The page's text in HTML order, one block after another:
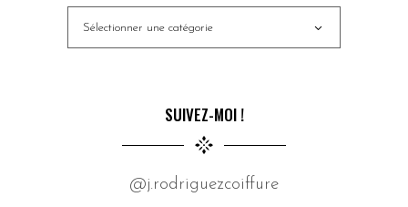
Catégories
Sélectionner une catégorie
SUIVEZ-MOI !
@j.rodriguezcoiffure